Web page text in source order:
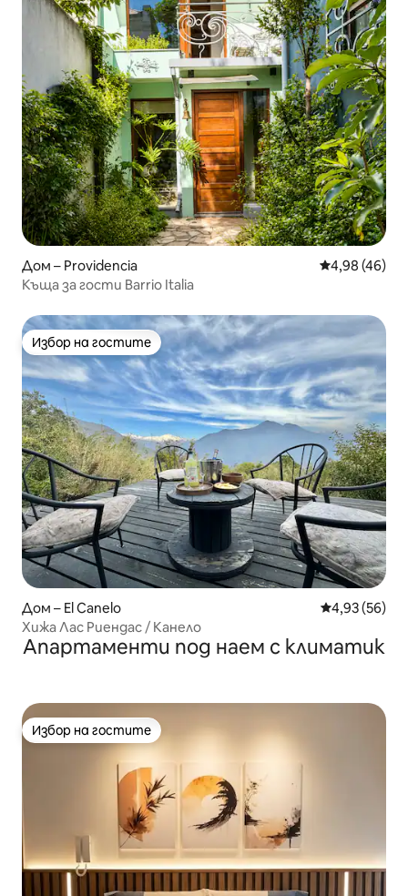
Дом – Providencia Средна
4,98 (46)
Къща за гости Barrio Italia
Избор на гостите
Избор на гостите
Дом – El Canelo Средна
4,93 (56)
Хижа Лас Риендас / Канело
Апартаменти под наем с климатик
Избор на гостите
Избор на гостите